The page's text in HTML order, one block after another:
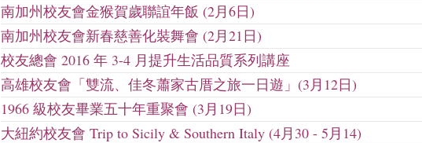
南加州校友會金猴賀歲聯誼年飯 (2月6日)
南加州校友會新春慈善化裝舞會 (2月21日)
校友總會 2016 年 3-4 月提升生活品質系列講座
高雄校友會「雙流、佳冬蕭家古厝之旅一日遊」(3月12日)
1966 級校友畢業五十年重聚會 (3月19日)
大紐約校友會 Trip to Sicily & Southern Italy (4月30 - 5月14)